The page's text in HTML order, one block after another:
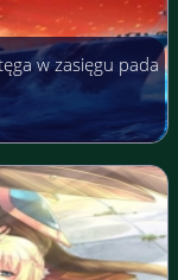
w zasięgu pada